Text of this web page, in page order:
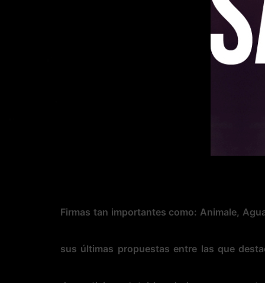
Firmas tan importantes como:Animale,
sus últimas propuestas entre las que